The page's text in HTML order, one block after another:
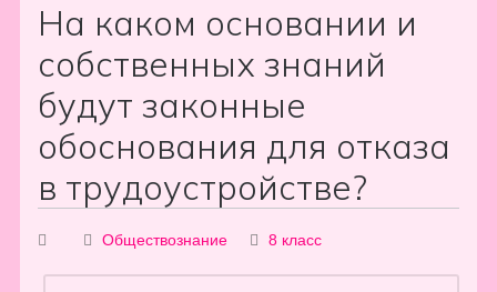
На каком основании и
собственных знаний
будут законные
обоснования для отказа
в трудоустройстве?
Обществознание 8 класс